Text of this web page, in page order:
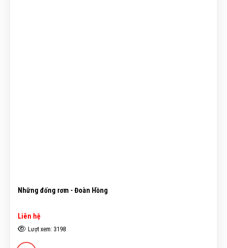
Những đống rơm - Đoàn Hồng
Liên hệ
Lượt xem: 3198